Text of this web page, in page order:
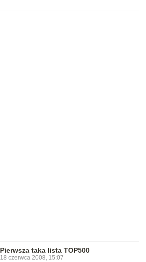
Pierwsza taka lista TOP500
18 czerwca 2008, 15:07